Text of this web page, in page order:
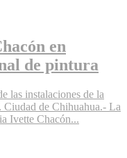
en
de pintura
las instalaciones de la
Ciudad de Chihuahua.- La
Ivette Chacón...